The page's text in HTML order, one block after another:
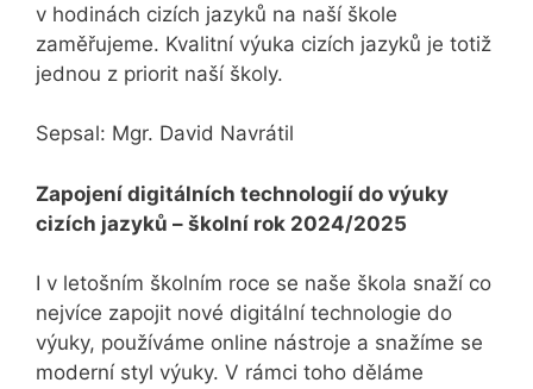
v hodinách cizích jazyků na naší škole
zaměřujeme. Kvalitní výuka cizích jazyků je totiž
jednou z priorit naší školy.
Sepsal: Mgr. David Navrátil
Zapojení digitálních technologií do výuky
cizích jazyků – školní rok 2024/2025
I v letošním školním roce se naše škola snaží co
nejvíce zapojit nové digitální technologie do
výuky, používáme online nástroje a snažíme se
moderní styl výuky. V rámci toho děláme